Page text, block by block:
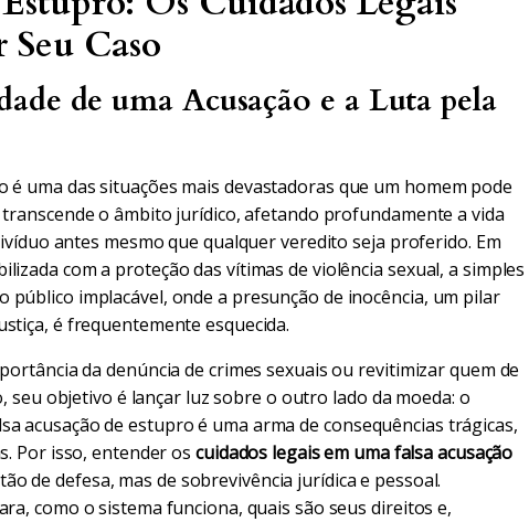
Caso
de uma Acusação e a Luta pela
é uma das situações mais devastadoras que um homem pode
o âmbito jurídico, afetando profundamente a vida
antes mesmo que qualquer veredito seja proferido. Em
com a proteção das vítimas de violência sexual, a simples
implacável, onde a presunção de inocência, um pilar
é frequentemente esquecida.
da denúncia de crimes sexuais ou revitimizar quem de
objetivo é lançar luz sobre o outro lado da moeda: o
acusação de estupro é uma arma de consequências trágicas,
Por isso, entender os cuidados legais em uma falsa acusação
de defesa, mas de sobrevivência jurídica e pessoal.
como o sistema funciona, quais são seus direitos e,